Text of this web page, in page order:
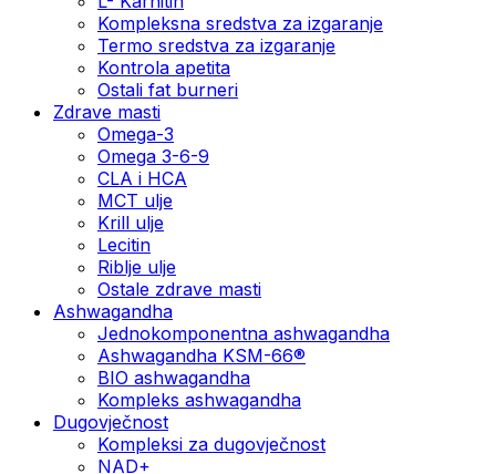
Kompleksna sredstva za izgaranje
Termo sredstva za izgaranje
Kontrola apetita
Ostali fat burneri
Zdrave masti
Omega-3
Omega 3-6-9
CLA i HCA
MCT ulje
Krill ulje
Lecitin
Riblje ulje
Ostale zdrave masti
Ashwagandha
Jednokomponentna ashwagandha
Ashwagandha KSM-66®
BIO ashwagandha
Kompleks ashwagandha
Dugovječnost
Kompleksi za dugovječnost
NAD+